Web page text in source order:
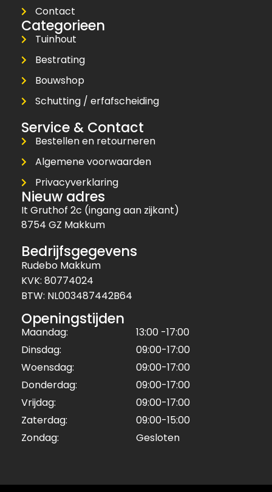
Contact
Categorieen
Tuinhout
Bestrating
Bouwshop
Schutting / erfafscheiding
Service & Contact
Bestellen en retourneren
Algemene voorwaarden
Privacyverklaring
Nieuw adres
It Gruthof 2c (ingang aan zijkant)
8754 GZ Makkum
Bedrijfsgegevens
Rudebo Makkum
KVK: 80774024
BTW: NL003487442B64
Openingstijden
Maandag:
13:00 -17:00
Dinsdag:
09:00-17:00
Woensdag:
09:00-17:00
Donderdag:
09:00-17:00
Vrijdag:
09:00-17:00
Zaterdag:
09:00-15:00
Zondag:
Gesloten